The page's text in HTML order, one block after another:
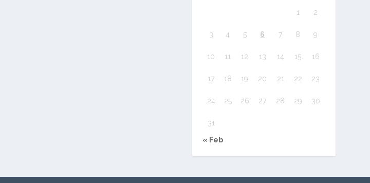
1 2
3 4 5 6 7 8 9
10 11 12 13 14 15 16
17 18 19 20 21 22 23
24 25 26 27 28 29 30
31
« Feb